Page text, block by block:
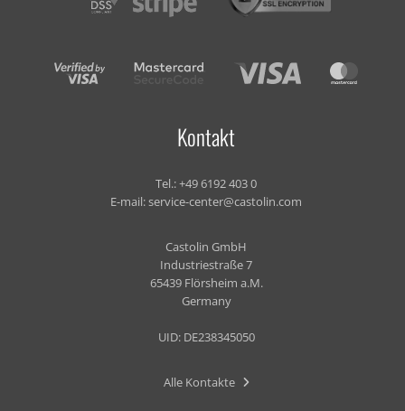
Kontakt
Tel.:+49 6192 403 0
E-mail:service-center@castolin.com
Castolin GmbH
Industriestraße 7
65439 Flörsheim a.M.
Germany
UID: DE238345050
Alle Kontakte